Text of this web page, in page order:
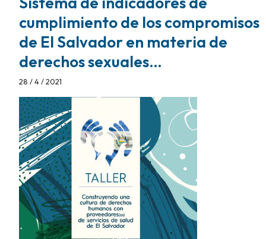
cumplimiento de los compromisos
de El Salvador en materia de
derechos sexuales…
28 / 4 / 2021